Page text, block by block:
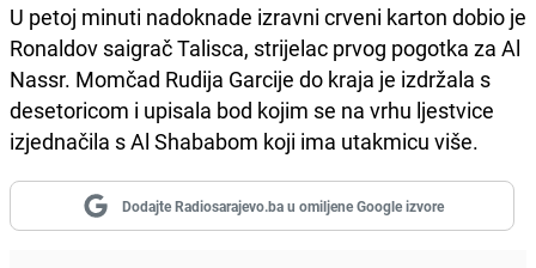
U petoj minuti nadoknade izravni crveni karton dobio je
Ronaldov saigrač Talisca, strijelac prvog pogotka za Al
Nassr. Momčad Rudija Garcije do kraja je izdržala s
desetoricom i upisala bod kojim se na vrhu ljestvice
izjednačila s Al Shababom koji ima utakmicu više.
Dodajte Radiosarajevo.ba u omiljene Google izvore